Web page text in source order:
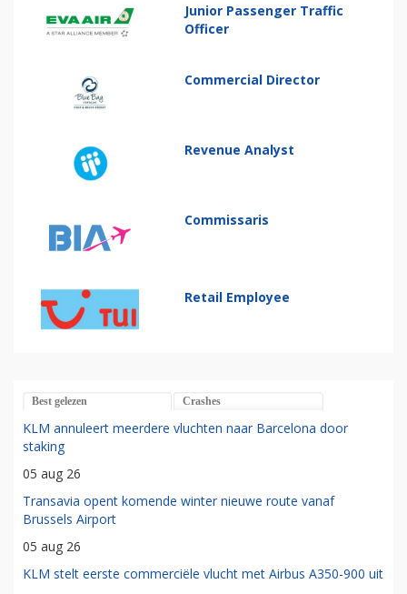
Junior Passenger Traffic
Officer
Commercial Director
Revenue Analyst
Commissaris
Retail Employee
Best gelezen Crashes
KLM annuleert meerdere vluchten naar Barcelona door
staking
05 aug 26
Transavia opent komende winter nieuwe route vanaf
Brussels Airport
05 aug 26
KLM stelt eerste commerciële vlucht met Airbus A350-900 uit